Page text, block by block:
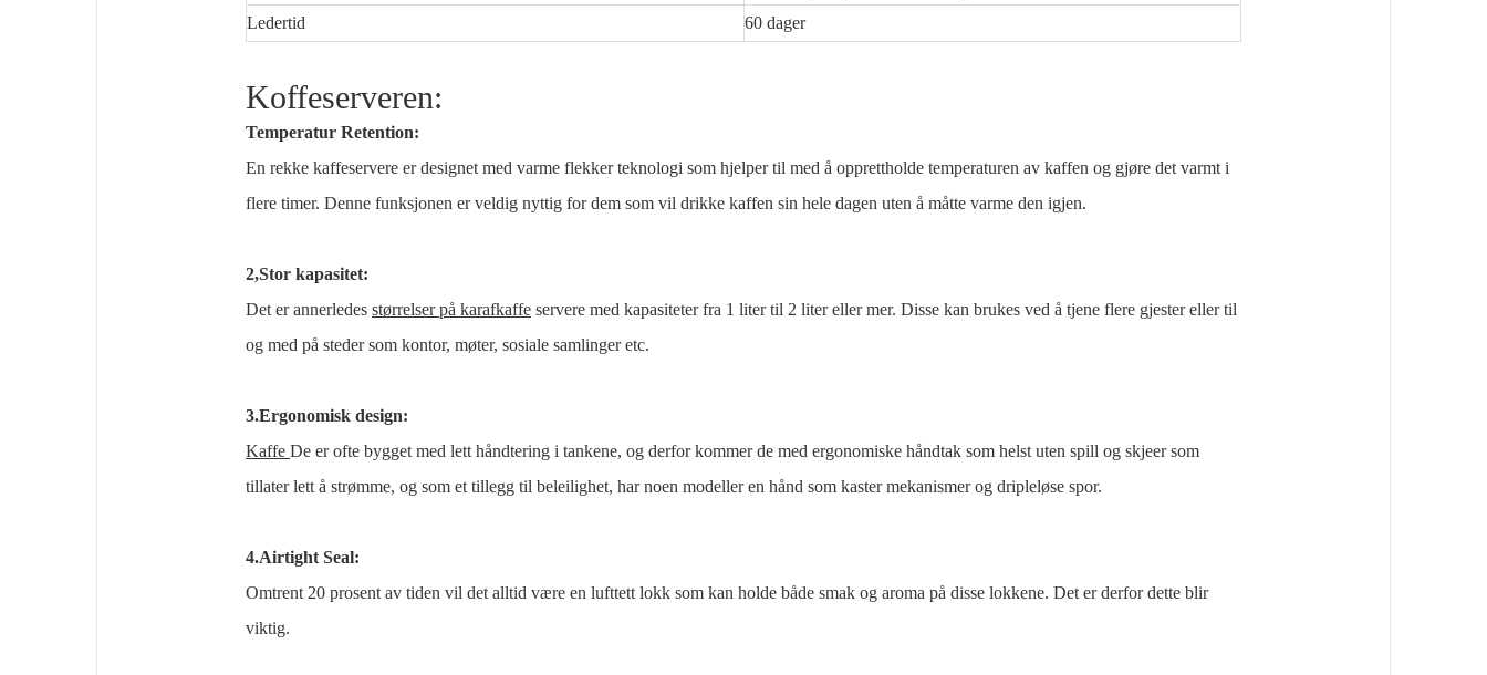
Ledertid
60 dager
Koffeserveren:
Temperatur Retention:
En rekke kaffeservere er designet med varme flekker teknologi som hjelper til med å opprettholde temperaturen av kaffen og gjøre det varmt i
flere timer. Denne funksjonen er veldig nyttig for dem som vil drikke kaffen sin hele dagen uten å måtte varme den igjen.
2,Stor kapasitet:
Det er annerledes størrelser på karafkaffe servere med kapasiteter fra 1 liter til 2 liter eller mer. Disse kan brukes ved å tjene flere gjester eller til
og med på steder som kontor, møter, sosiale samlinger etc.
3.Ergonomisk design:
Kaffe De er ofte bygget med lett håndtering i tankene, og derfor kommer de med ergonomiske håndtak som helst uten spill og skjeer som
tillater lett å strømme, og som et tillegg til beleilighet, har noen modeller en hånd som kaster mekanismer og dripleløse spor.
4.Airtight Seal:
Omtrent 20 prosent av tiden vil det alltid være en lufttett lokk som kan holde både smak og aroma på disse lokkene. Det er derfor dette blir
viktig.